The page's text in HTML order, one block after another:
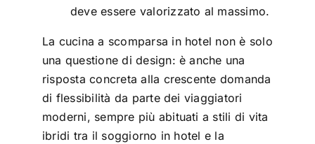
deve essere valorizzato al massimo.
La cucina a scomparsa in hotel non è solo
una questione di design: è anche una
risposta concreta alla crescente domanda
di flessibilità da parte dei viaggiatori
moderni, sempre più abituati a stili di vita
ibridi tra il soggiorno in hotel e la